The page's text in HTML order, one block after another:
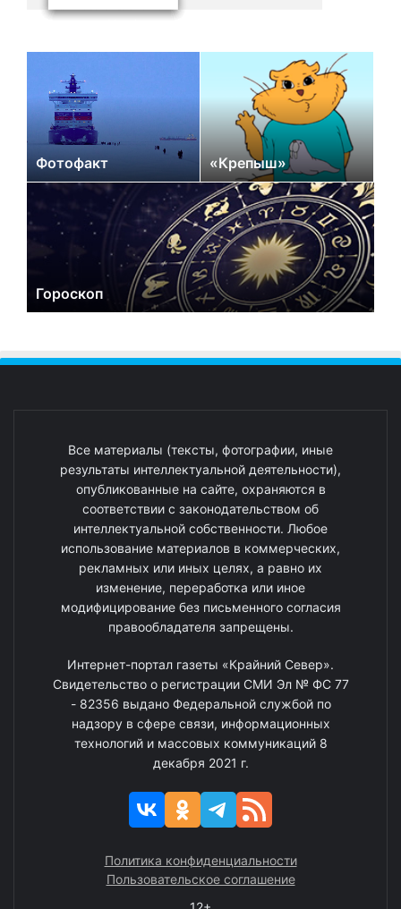
Фотофакт «Крепыш»
Гороскоп
Все материалы (тексты, фотографии, иные
результаты интеллектуальной деятельности),
опубликованные на сайте, охраняются в
соответствии с законодательством об
интеллектуальной собственности. Любое
использование материалов в коммерческих,
рекламных или иных целях, а равно их
изменение, переработка или иное
модифицирование без письменного согласия
правообладателя запрещены.
Интернет-портал газеты «Крайний Север».
Свидетельство о регистрации СМИ Эл № ФС 77
- 82356 выдано Федеральной службой по
надзору в сфере связи, информационных
технологий и массовых коммуникаций 8
декабря 2021 г.
Политика конфиденциальности
Пользовательское соглашение